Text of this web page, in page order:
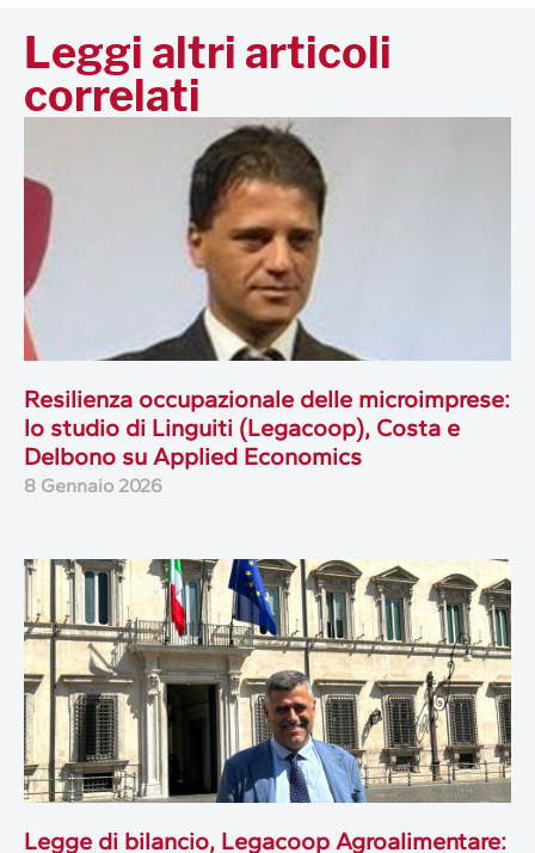
Leggi altri articoli
correlati
Resilienza occupazionale delle microimprese:
lo studio di Linguiti (Legacoop), Costa e
Delbono su Applied Economics
8 Gennaio 2026
Legge di bilancio, Legacoop Agroalimentare: